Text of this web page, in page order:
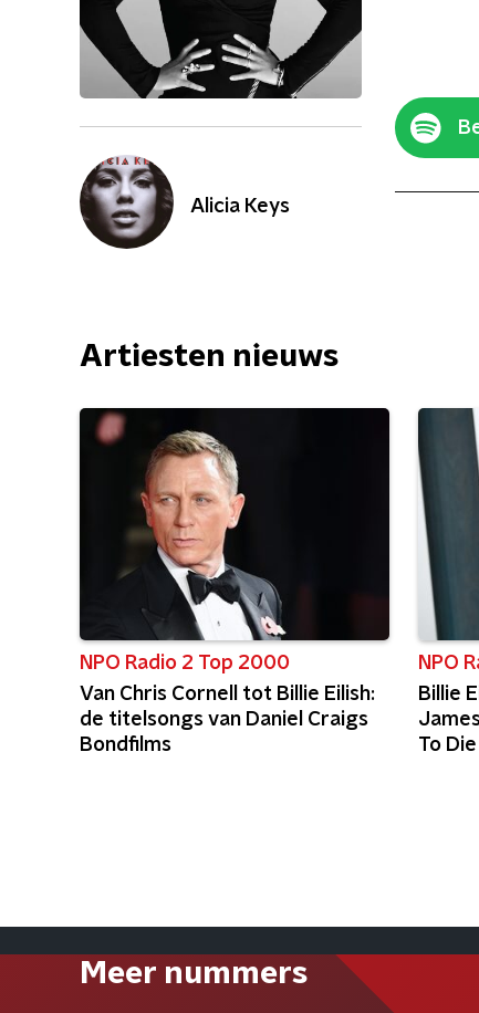
Alicia Keys
Artiesten nieuws
NPO Radio 2 Top 2000
Van Chris Cornell tot Billie Eilish:
de titelsongs van Daniel Craigs
Bondfilms
NPO
Billie
To Die
Meer nummers